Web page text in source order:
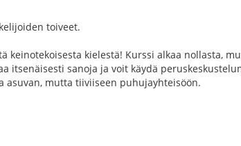
toiveet.
kielestä! Kurssi alkaa nollasta,
itsenäisesti sanoja ja voit käydä
mutta tiiviiseen puhujayhteisöön.